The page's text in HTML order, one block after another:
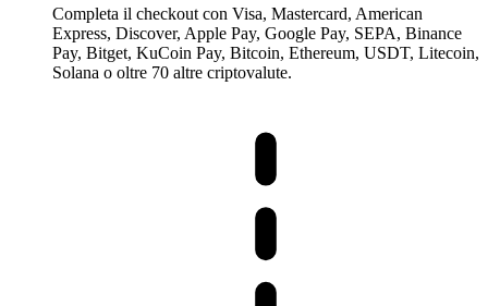
Completa il checkout con Visa, Mastercard, American
Express, Discover, Apple Pay, Google Pay, SEPA, Binance
Pay, Bitget, KuCoin Pay, Bitcoin, Ethereum, USDT, Litecoin,
Solana o oltre 70 altre criptovalute.